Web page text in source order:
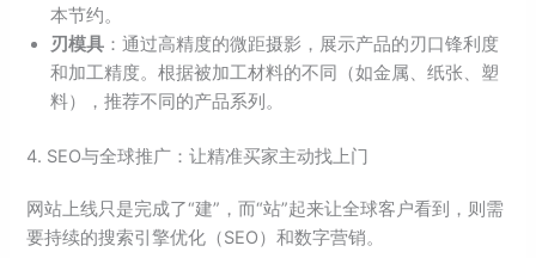
本节约。
刃模具 ：通过高精度的微距摄影，展示产品的刃口锋利度
和加工精度。根据被加工材料的不同（如金属、纸张、塑
料），推荐不同的产品系列。
4. SEO与全球推广：让精准买家主动找上门
网站上线只是完成了“建”，而“站”起来让全球客户看到，则需
要持续的搜索引擎优化（SEO）和数字营销。